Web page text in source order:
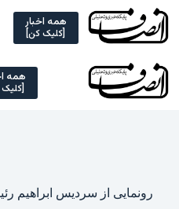
Skip
content
همه اخبار
[کلیک کن]
همه
رونمایی از سردیس ابراهیم